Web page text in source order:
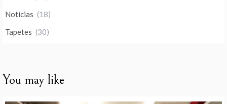
Notícias (18)
Tapetes (30)
You may like